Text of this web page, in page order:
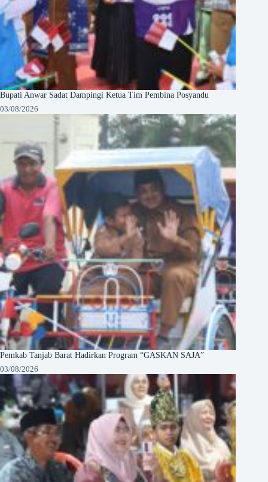
Bupati Anwar Sadat Dampingi Ketua Tim Pembina Posyandu
03/08/2026
Pemkab Tanjab Barat Hadirkan Program “GASKAN SAJA”
03/08/2026